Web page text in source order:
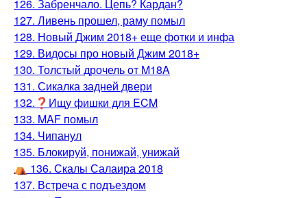
126. Забренчало. Цепь? Кардан?
127. Ливень прошел, раму помыл
128. Новый Джим 2018+ еще фотки и инфа
129. Видосы про новый Джим 2018+
130. Толстый дрочель от M18A
131. Сикалка задней двери
132.❓Ищу фишки для ECM
133. MAF помыл
134. Чипанул
135. Блокируй, понижай, унижай
⛺️ 136. Скалы Салаира 2018
137. Встреча с подъездом